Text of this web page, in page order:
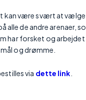
være svært at vælge
alle de andre arenaer,
har forsket og
og drømme.
via dette link